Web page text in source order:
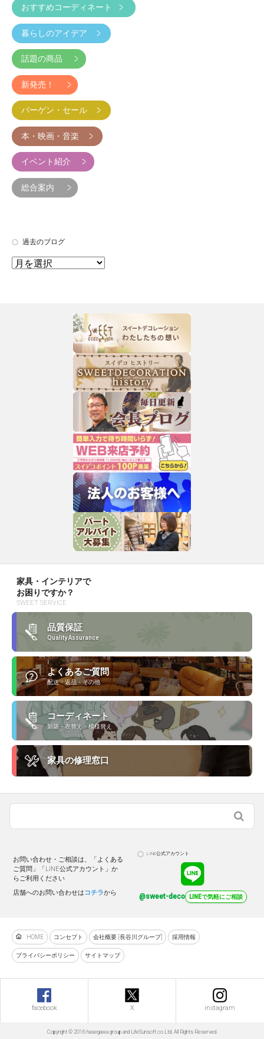
おすすめコーディネート
暮らしのアイデア
話題の商品
新発売！
バーゲン・セール
本・映画・音楽
イベント紹介
総合案内
過去のブログ
家具・インテリアで
お困りですか？
SWEET SERVICE
品質保証
Quality Assurance
よくあるご質問
配送・返品・その他
コーディネート
新築・衣替え・模様替え
家具の修理窓口
お問い合わせ・ご相談は、「よくある
ご質問」「LINE公式アカウント」か
らご利用ください
店舗へのお問い合わせはコチラから
LINE公式アカウント
@sweet-deco LINEで気軽にご相談
HOME コンセプト 会社概要 [長谷川グループ] 採用情報
プライバシーポリシー サイトマップ
facebook X instagram
Copyright © 2016 hasegawa group and LifeSunsoft co.Ltd. All Rights Reserved.